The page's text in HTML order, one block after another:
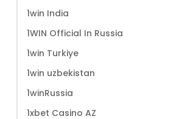
1win India
1WIN Official In Russia
1win Turkiye
1win uzbekistan
1winRussia
1xbet Casino AZ